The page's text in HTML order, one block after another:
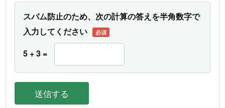
スパム防止のため、次の計算の答えを半角数字で
入力してください
必須
5 + 3 =